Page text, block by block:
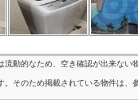
動的なため、空き確認が出来ない
。そのため掲載されている物件は、